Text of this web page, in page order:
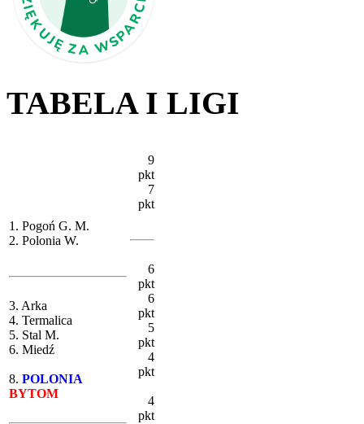
TABELA I LIGI
1. Pogoń G. M.
2. Polonia W.
3. Arka
4. Termalica
5. Stal M.
6. Miedź
8. POLONIA
BYTOM
9
pkt
7
pkt
6
pkt
6
pkt
5
pkt
4
pkt
4
pkt